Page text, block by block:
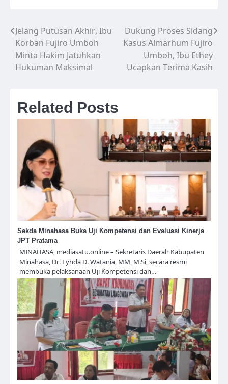
Navigasi
pos
Jelang Putusan Akhir, Ibu
Korban Fujiro Umboh
Minta Hakim Jatuhkan
Hukuman Maksimal
Dukung Proses Sidang
Kasus Almarhum Fujiro
Umboh, Ibu Ethey
Ucapkan Terima Kasih
Related Posts
Sekda Minahasa Buka Uji Kompetensi dan Evaluasi Kinerja
JPT Pratama
MINAHASA, mediasatu.online – Sekretaris Daerah Kabupaten
Minahasa, Dr. Lynda D. Watania, MM, M.Si, secara resmi
membuka pelaksanaan Uji Kompetensi dan…